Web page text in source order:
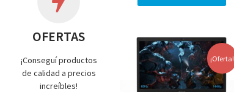
OFERTAS
¡Conseguí productos
de calidad a precios
increíbles!
¡Oferta!